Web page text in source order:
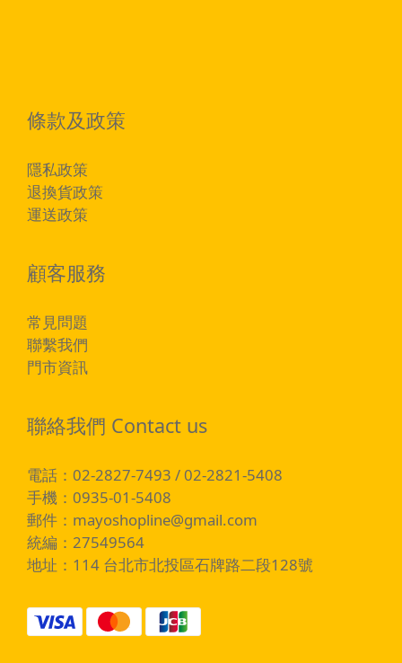
條款及政策
隱私政策
退換貨政策
運送政策
顧客服務
常見問題
聯繫我們
門市資訊
聯絡我們 Contact us
電話：02-2827-7493 / 02-2821-5408
手機：0935-01-5408
郵件： mayoshopline@gmail.com
統編：27549564
地址：114 台北市北投區石牌路二段128號